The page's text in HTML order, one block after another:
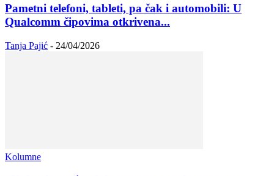
Pametni telefoni, tableti, pa čak i automobili: U
Qualcomm čipovima otkrivena...
Tanja Pajić - 24/04/2026
Kolumne